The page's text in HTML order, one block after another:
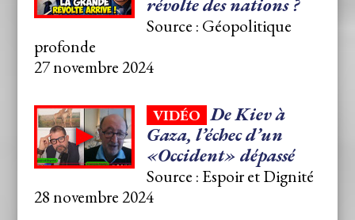
Source : Géopolitique
profonde
27 novembre 2024
VIDÉO De Kiev à
Gaza, l’échec d’un
«Occident» dépassé
Source : Espoir et Dignité
28 novembre 2024